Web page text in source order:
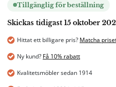
Tillgänglig för beställning
Skickas tidigast 15 oktober
Hittat ett billigare pris? Matcha
Ny kund? Få 10% rabatt
Kvalitetsmöbler sedan 1914